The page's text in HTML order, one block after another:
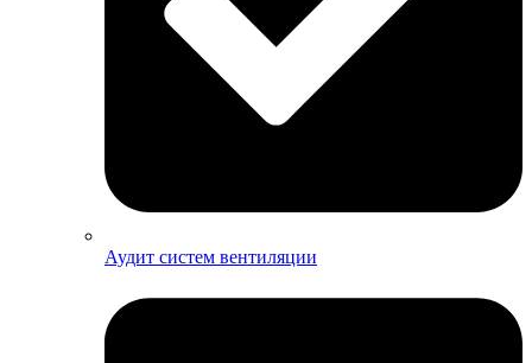
Аудит систем вентиляции